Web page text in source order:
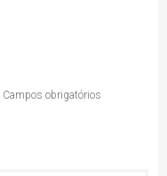
Campos obrigatórios